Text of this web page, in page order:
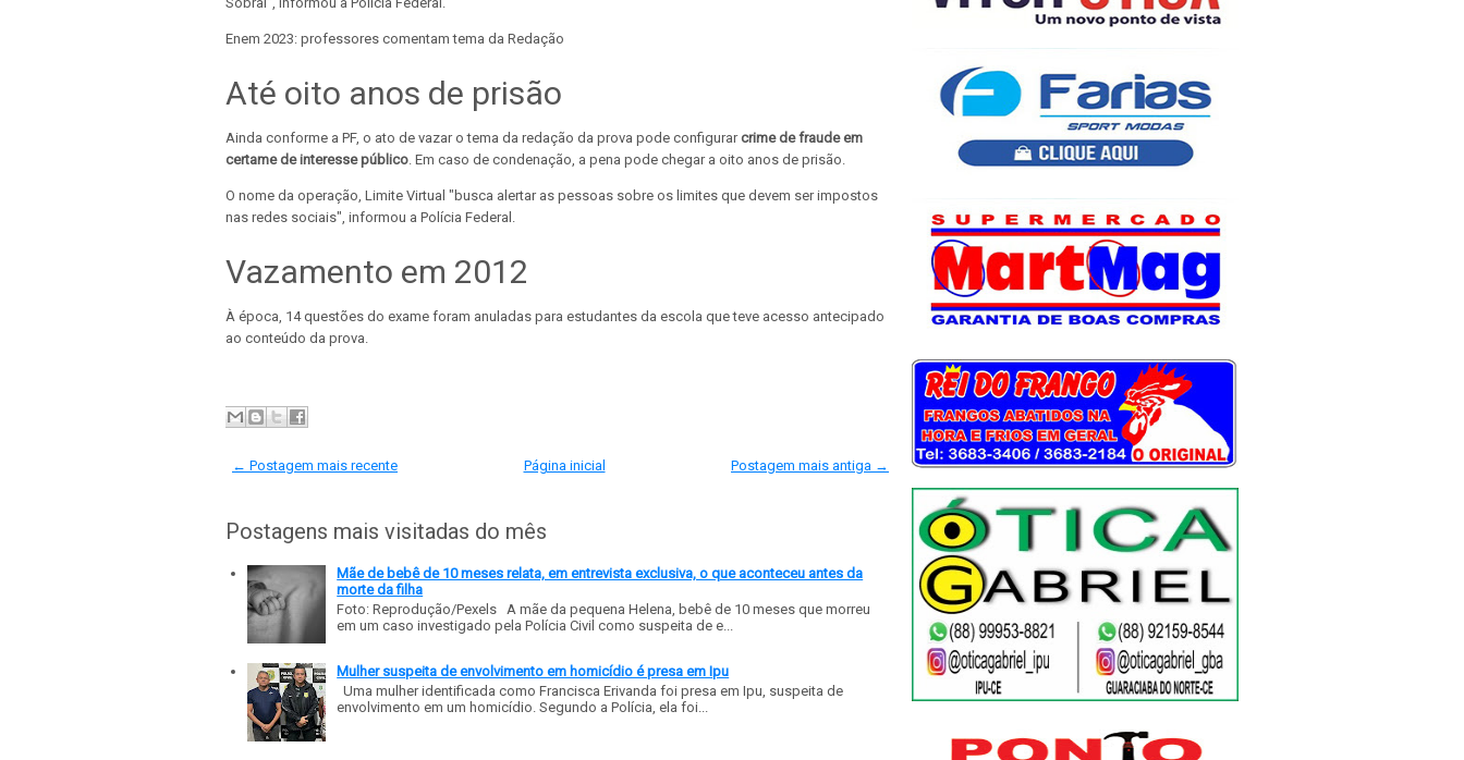
Enem 2023: professores comentam tema da Redação
Até oito anos de prisão
Ainda conforme a PF, o ato de vazar o tema da redação da prova pode configurarcrime de fraude em
certame de interesse público . Em caso de condenação, a pena pode chegar a oito anos de prisão.
O nome da operação, Limite Virtual "busca alertar as pessoas sobre os limites que devem ser impostos
nas redes sociais", informou a Polícia Federal.
Vazamento em 2012
À época, 14 questões do exame foram anuladas para estudantes da escola que teve acesso antecipado
ao conteúdo da prova.
← Postagem mais recente Postagem mais antiga →
Página inicial
Postagens mais visitadas do mês
Mãe de bebê de 10 meses relata, em entrevista exclusiva, o que aconteceu antes da
morte da filha
Foto: Reprodução/Pexels A mãe da pequena Helena, bebê de 10 meses que morreu
em um caso investigado pela Polícia Civil como suspeita de e...
Mulher suspeita de envolvimento em homicídio é presa em Ipu
Uma mulher identificada como Francisca Erivanda foi presa em Ipu, suspeita de
envolvimento em um homicídio. Segundo a Polícia, ela foi...